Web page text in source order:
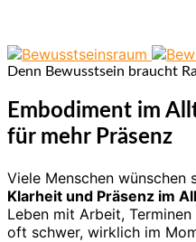
Denn Bewusstsein braucht
Embodiment im
für mehr Präsenz
Viele Menschen wünschen
Klarheit und Präsenz im
Leben mit Arbeit,
oft schwer, wirklich im